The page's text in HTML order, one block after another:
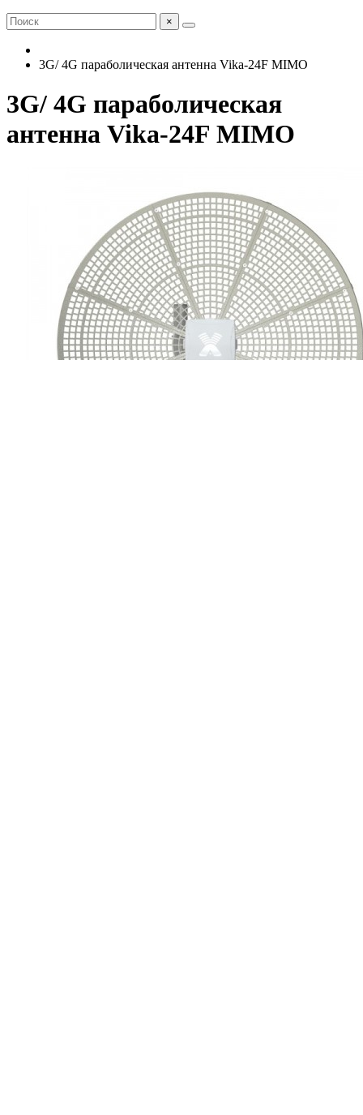
×
3G/ 4G параболическая антенна Vika-24F MIMO
3G/ 4G параболическая
антенна Vika-24F MIMO